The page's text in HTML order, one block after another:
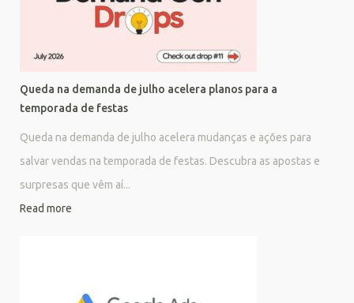
Queda na demanda de julho acelera planos para a
temporada de festas
Queda na demanda de julho acelera mudanças e ações para
salvar vendas na temporada de festas. Descubra as apostas e
surpresas que vêm aí...
Read more